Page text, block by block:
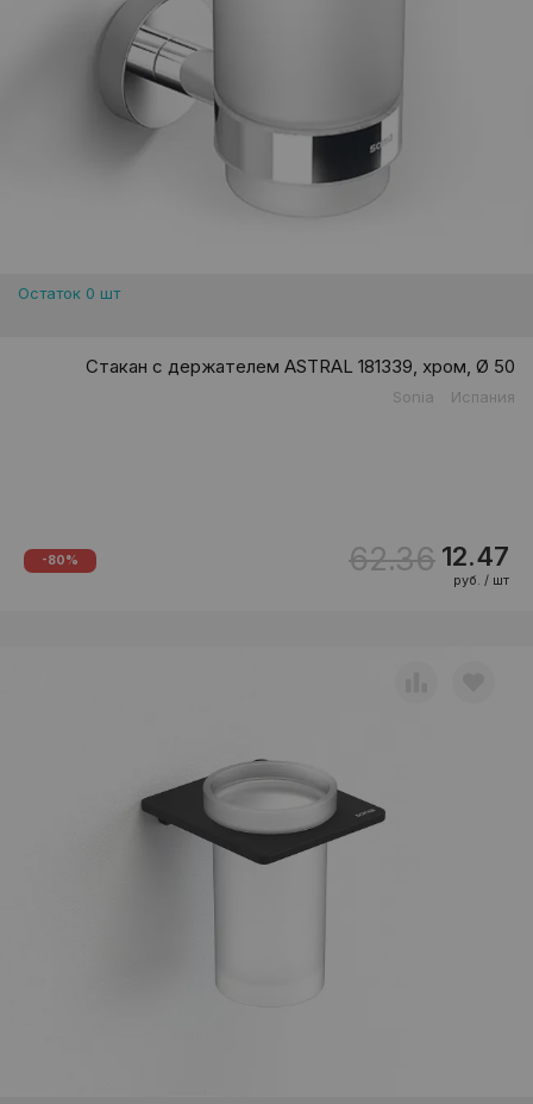
Остаток 0 шт
Стакан с держателем ASTRAL 181339, хром, Ø 50
Sonia Испания
-80% 62.36 12.47
руб. / шт